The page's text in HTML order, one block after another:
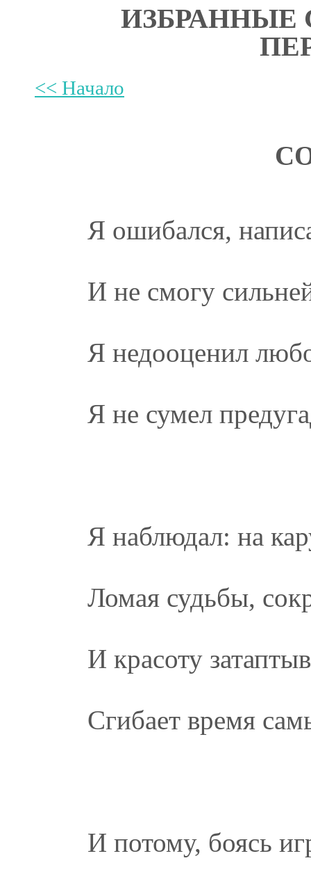
<< Начало
Я ошибался,
И не смогу
Я недооценил
Я не сумел
Я наблюдал: на
Ломая судьбы,
И красоту
Сгибает время
И потому, боясь